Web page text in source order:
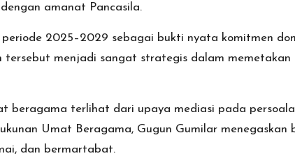
amanat Pancasila.
2025–2029 sebagai bukti nyata komitmen
menjadi sangat strategis dalam memetakan
beragama terlihat dari upaya mediasi pada
Umat Beragama, Gugun Gumilar menegaskan
dan bermartabat.